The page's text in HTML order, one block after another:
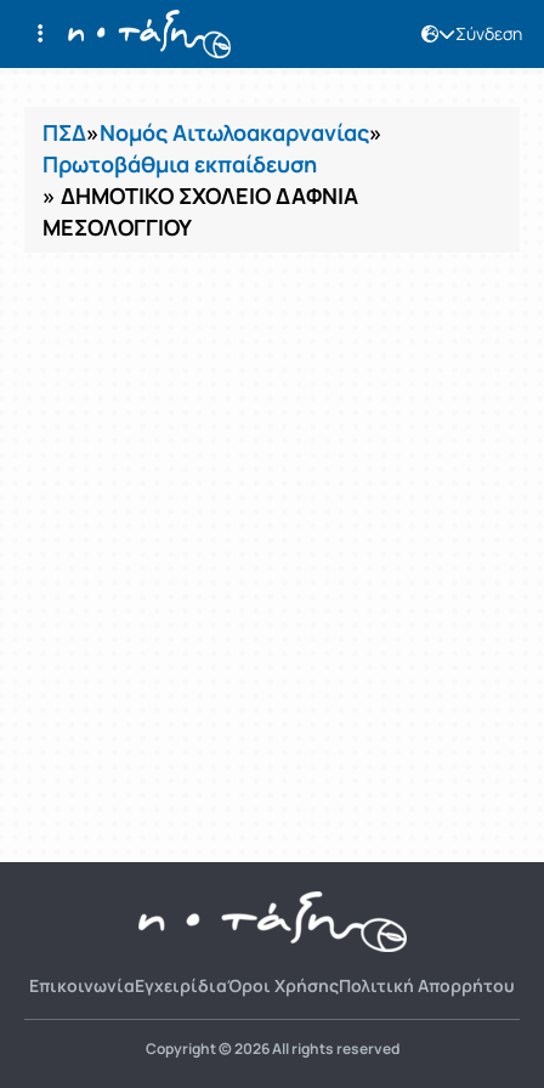
Σύνδεση
Μαθήματα
ΠΣΔ»Νομός Αιτωλοακαρνανίας»
Πρωτοβάθμια εκπαίδευση
» ΔΗΜΟΤΙΚΟ ΣΧΟΛΕΙΟ ΔΑΦΝΙΑ
ΜΕΣΟΛΟΓΓΙΟΥ
ΕπικοινωνίαΕγχειρίδιαΌροι ΧρήσηςΠολιτική Απορρήτου
Copyright © 2026 All rights reserved